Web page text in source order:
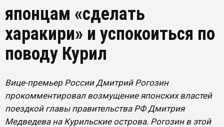
японцам «сделать
харакири» и успокоиться по
поводу Курил
Вице-премьер России Дмитрий Рогозин
прокомментировал возмущение японских властей
поездкой главы правительства РФ Дмитрия
Медведева на Курильские острова. Рогозин в этой